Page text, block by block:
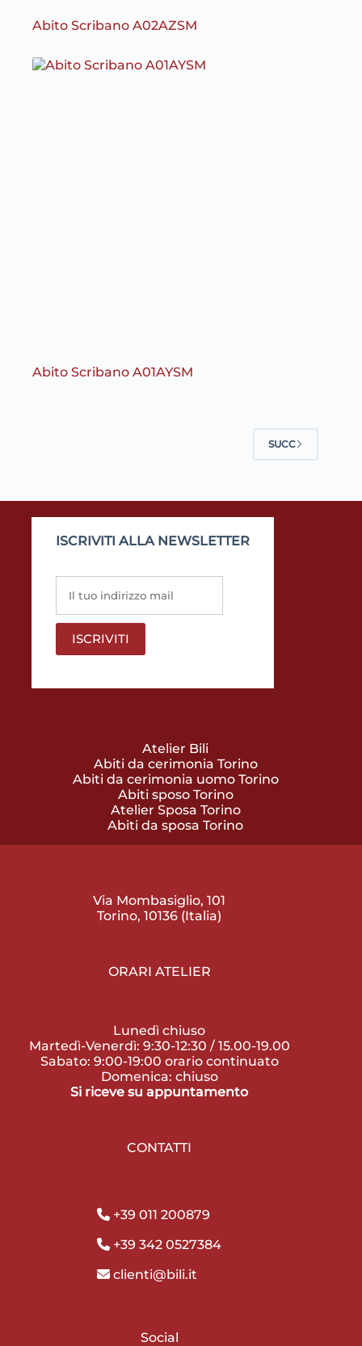
Abito Scribano A02AZSM
Abito Scribano A01AYSM
SUCC
ISCRIVITI ALLA NEWSLETTER
Atelier Bili
Abiti da cerimonia Torino
Abiti da cerimonia uomo Torino
Abiti sposo Torino
Atelier Sposa Torino
Abiti da sposa Torino
Via Mombasiglio, 101
Torino, 10136 (Italia)
ORARI ATELIER
Lunedì chiuso
Martedì-Venerdì: 9:30-12:30 / 15.00-19.00
Sabato: 9:00-19:00 orario continuato
Domenica: chiuso
Si riceve su appuntamento
CONTATTI
+39 011 200879
+39 342 0527384
clienti@bili.it
Social